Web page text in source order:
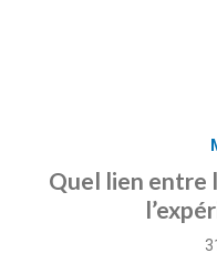
Quel lien entre